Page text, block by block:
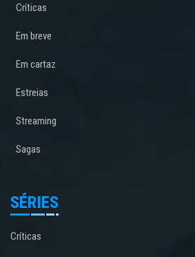
Críticas
Em breve
Em cartaz
Estreias
Streaming
Sagas
SÉRIES
Críticas